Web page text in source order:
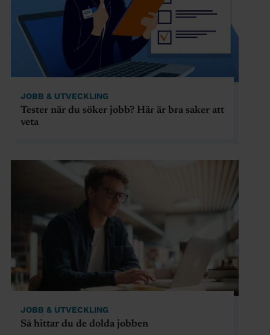
JOBB & UTVECKLING
Tester när du söker jobb? Här är bra saker att
veta
JOBB & UTVECKLING
Så hittar du de dolda jobben